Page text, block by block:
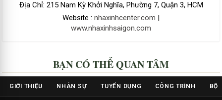
Địa Chỉ: 215 Nam Kỳ Khởi Nghĩa, Phường 7, Quận 3, HCM
Website : nhaxinhcenter.com |
www.nhaxinhsaigon.com
BẠN CÓ THỂ QUAN TÂM
GIỚI THIỆU NHÂN SỰ TUYỂN DỤNG CÔNG TRÌNH BỘ